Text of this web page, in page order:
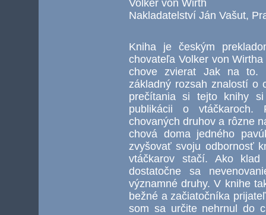
Volker von Wirth
Nakladatelství Ján Vašut,
Kniha je českým
chovateľa Volker von
chove zvierat Jak na to.
základný rozsah znalostí o
prečítania si tejto knihy
publikácii o vtáčkaroch.
chovaných druhov a rôzne
chová doma jedného
zvyšovať svoju odbornosť
vtáčkarov stačí. Ako
dostatočne sa
významné druhy. V knihe
bežné a začiatočníka
som sa určite nehrnul do